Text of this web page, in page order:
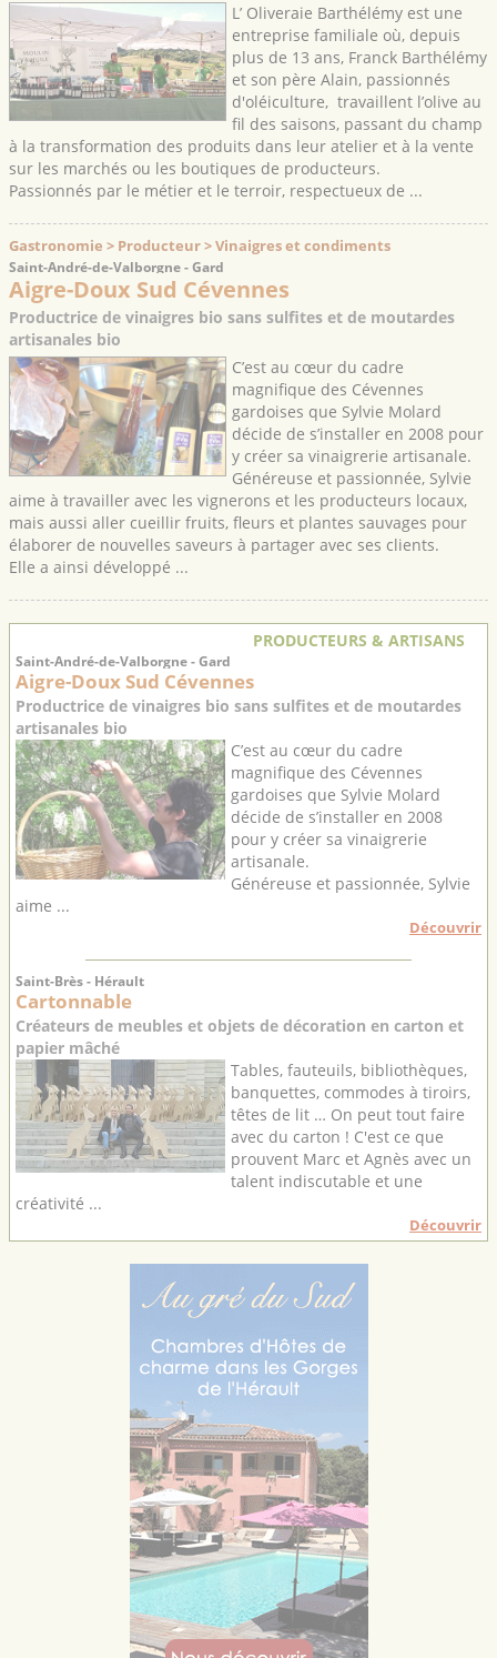
L’ Oliveraie Barthélémy est une
entreprise familiale où, depuis
plus de 13 ans, Franck Barthélémy
et son père Alain, passionnés
d'oléiculture, travaillent l’olive au
fil des saisons, passant du champ
à la transformation des produits dans leur atelier et à la vente
sur les marchés ou les boutiques de producteurs.
Passionnés par le métier et le terroir, respectueux de ...
Gastronomie > Producteur > Vinaigres et condiments
Saint-André-de-Valborgne - Gard
Aigre-Doux Sud Cévennes
Productrice de vinaigres bio sans sulfites et de moutardes
artisanales bio
C’est au cœur du cadre
magnifique des Cévennes
gardoises que Sylvie Molard
décide de s’installer en 2008 pour
y créer sa vinaigrerie artisanale.
Généreuse et passionnée, Sylvie
aime à travailler avec les vignerons et les producteurs locaux,
mais aussi aller cueillir fruits, fleurs et plantes sauvages pour
élaborer de nouvelles saveurs à partager avec ses clients.
Elle a ainsi développé ...
PRODUCTEURS & ARTISANS
Saint-André-de-Valborgne - Gard
Aigre-Doux Sud Cévennes
Productrice de vinaigres bio sans sulfites et de moutardes
artisanales bio
C’est au cœur du cadre
magnifique des Cévennes
gardoises que Sylvie Molard
décide de s’installer en 2008
pour y créer sa vinaigrerie
artisanale.
Généreuse et passionnée, Sylvie
aime ...
Découvrir
Saint-Brès - Hérault
Cartonnable
Créateurs de meubles et objets de décoration en carton et
papier mâché
Tables, fauteuils, bibliothèques,
banquettes, commodes à tiroirs,
têtes de lit … On peut tout faire
avec du carton ! C'est ce que
prouvent Marc et Agnès avec un
talent indiscutable et une
créativité ...
Découvrir